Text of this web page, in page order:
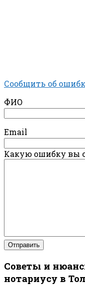
Сообщить об
ФИО
Email
Какую ошибку вы
Советы и
нотариусу в